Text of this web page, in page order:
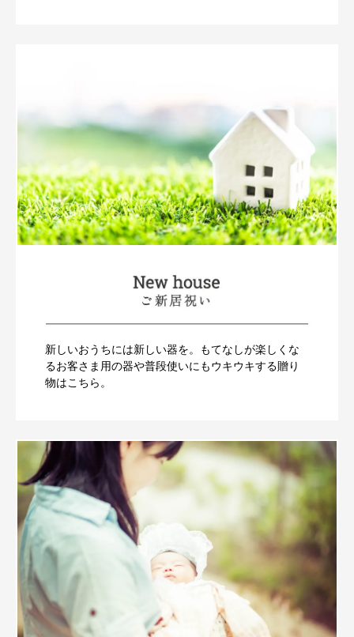
新しいおうちには新しい器を。もてなしが楽しくな
るお客さま用の器や普段使いにもウキウキする贈り
物はこちら。